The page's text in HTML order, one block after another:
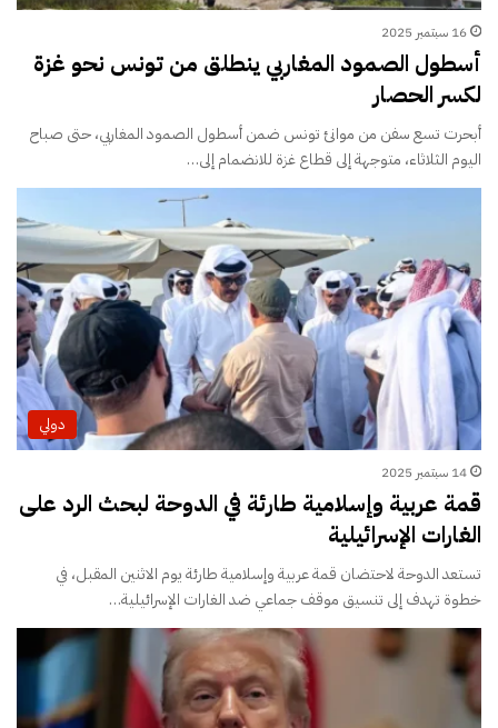
16 سبتمبر 2025
أسطول الصمود المغاربي ينطلق من تونس نحو غزة
لكسر الحصار
أبحرت تسع سفن من موانئ تونس ضمن أسطول الصمود المغاربي، حتى صباح
اليوم الثلاثاء، متوجهة إلى قطاع غزة للانضمام إلى…
دولي
14 سبتمبر 2025
قمة عربية وإسلامية طارئة في الدوحة لبحث الرد على
الغارات الإسرائيلية
تستعد الدوحة لاحتضان قمة عربية وإسلامية طارئة يوم الاثنين المقبل، في
خطوة تهدف إلى تنسيق موقف جماعي ضد الغارات الإسرائيلية…